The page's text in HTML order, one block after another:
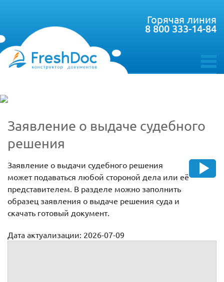
toggle
Горячая линия
8 800 333-14-84
Заявление о выдаче судебного
решения
Заявление о выдачи судебного решения
может подаваться любой стороной дела или её
представителем. В разделе можно заполнить
образец заявления о выдаче решения суда и
скачать готовый документ.
Дата актуализации: 2026-07-09